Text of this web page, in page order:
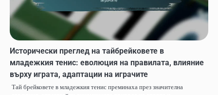
Исторически преглед на тайбрейковете в
младежкия тенис: еволюция на правилата, влияние
върху играта, адаптации на играчите
Тай брейковете в младежкия тенис преминаха през значителна